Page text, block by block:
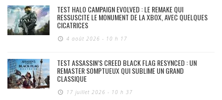
TEST HALO CAMPAIGN EVOLVED : LE REMAKE QUI
RESSUSCITE LE MONUMENT DE LA XBOX, AVEC QUELQUES
CICATRICES
4 août 2026 - 10 h 17
TEST ASSASSIN’S CREED BLACK FLAG RESYNCED : UN
REMASTER SOMPTUEUX QUI SUBLIME UN GRAND
CLASSIQUE
17 juillet 2026 - 10 h 37